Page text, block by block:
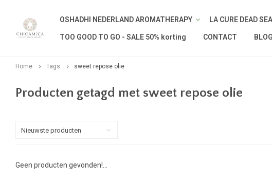
OSHADHI NEDERLAND AROMATHERAPY LA CURE DEAD
TOO GOOD TO GO - SALE 50% korting CONTACT
Home Tags sweet repose olie
Producten getagd met sweet repose olie
Nieuwste producten
Geen producten gevonden!...